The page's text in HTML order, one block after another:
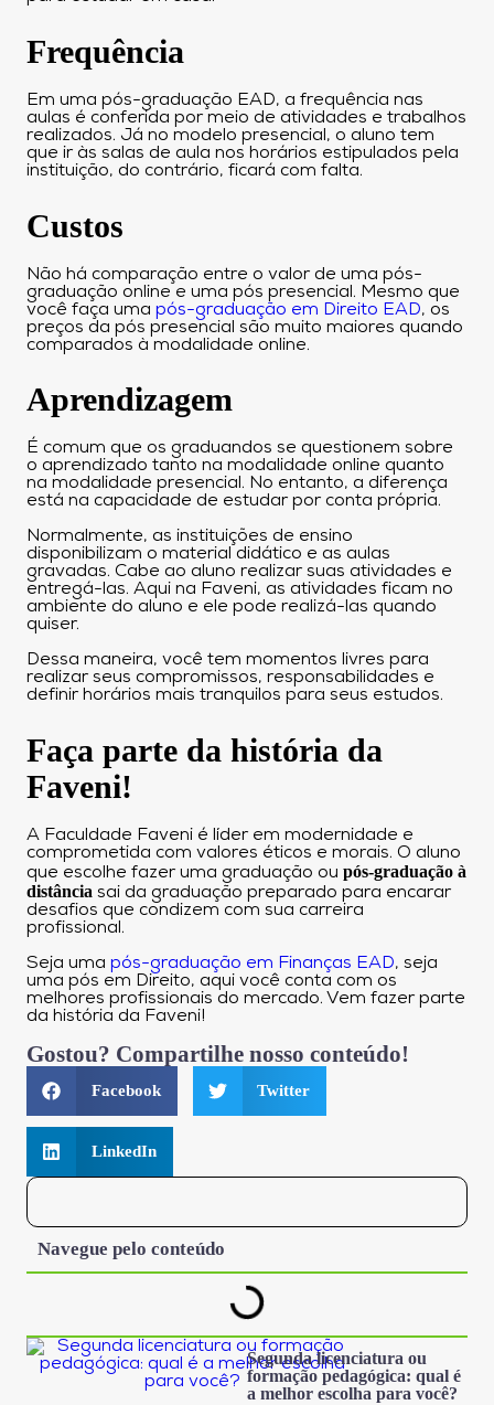
Frequência
Em uma pós-graduação EAD, a frequência nas
aulas é conferida por meio de atividades e trabalhos
realizados. Já no modelo presencial, o aluno tem
que ir às salas de aula nos horários estipulados pela
instituição, do contrário, ficará com falta.
Custos
Não há comparação entre o valor de uma pós-
graduação online e uma pós presencial. Mesmo que
você faça uma pós-graduação em Direito EAD, os
preços da pós presencial são muito maiores quando
comparados à modalidade online.
Aprendizagem
É comum que os graduandos se questionem sobre
o aprendizado tanto na modalidade online quanto
na modalidade presencial. No entanto, a diferença
está na capacidade de estudar por conta própria.
Normalmente, as instituições de ensino
disponibilizam o material didático e as aulas
gravadas. Cabe ao aluno realizar suas atividades e
entregá-las. Aqui na Faveni, as atividades ficam no
ambiente do aluno e ele pode realizá-las quando
quiser.
Dessa maneira, você tem momentos livres para
realizar seus compromissos, responsabilidades e
definir horários mais tranquilos para seus estudos.
Faça parte da história da
Faveni!
A Faculdade Faveni é líder em modernidade e
comprometida com valores éticos e morais. O aluno
que escolhe fazer uma graduação ou pós-graduação à
distância sai da graduação preparado para encarar
desafios que condizem com sua carreira
profissional.
Seja uma pós-graduação em Finanças EAD, seja
uma pós em Direito, aqui você conta com os
melhores profissionais do mercado. Vem fazer parte
da história da Faveni!
Gostou? Compartilhe nosso conteúdo!
Facebook Twitter
LinkedIn
Navegue pelo conteúdo
Segunda licenciatura ou
formação pedagógica: qual é
a melhor escolha para você?